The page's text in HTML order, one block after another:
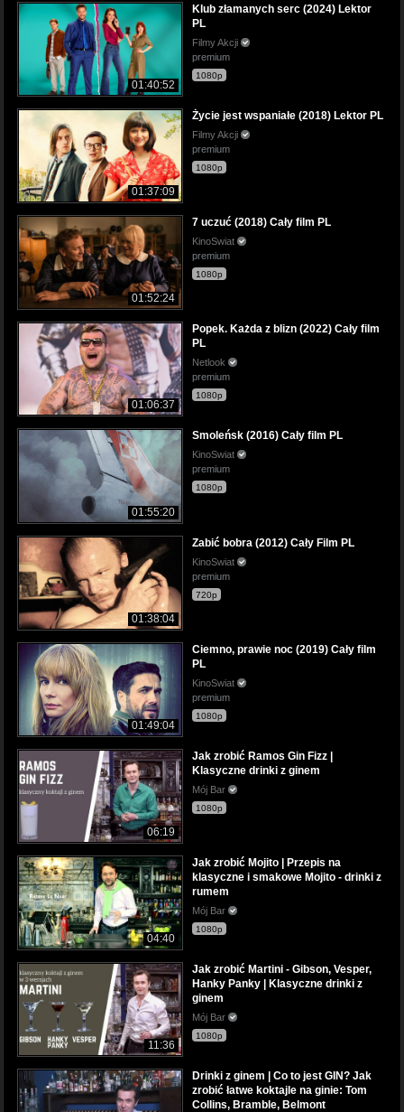
01:40:52
Klub złamanych serc (2024) Lektor
PL
Filmy Akcji
premium
1080p
01:37:09
Życie jest wspaniałe (2018) Lektor PL
Filmy Akcji
premium
1080p
01:52:24
7 uczuć (2018) Cały film PL
KinoSwiat
premium
1080p
01:06:37
Popek. Każda z blizn (2022) Cały film
PL
Netlook
premium
1080p
01:55:20
Smoleńsk (2016) Cały film PL
KinoSwiat
premium
1080p
01:38:04
Zabić bobra (2012) Cały Film PL
KinoSwiat
premium
720p
01:49:04
Ciemno, prawie noc (2019) Cały film
PL
KinoSwiat
premium
1080p
06:19
Jak zrobić Ramos Gin Fizz |
Klasyczne drinki z ginem
Mój Bar
1080p
04:40
Jak zrobić Mojito | Przepis na
klasyczne i smakowe Mojito - drinki z
rumem
Mój Bar
1080p
11:36
Jak zrobić Martini - Gibson, Vesper,
Hanky Panky | Klasyczne drinki z
ginem
Mój Bar
1080p
Drinki z ginem | Co to jest GIN? Jak
zrobić łatwe koktajle na ginie: Tom
Collins, Bramble, Belmont